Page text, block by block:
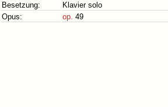
Besetzung:
Klavier solo
Opus:
op. 49